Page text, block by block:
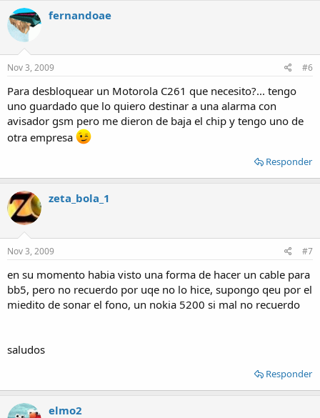
fernandoae
Nov 3, 2009 #6
Para desbloquear un Motorola C261 que necesito?... tengo
uno guardado que lo quiero destinar a una alarma con
avisador gsm pero me dieron de baja el chip y tengo uno de
otra empresa
Responder
zeta_bola_1
Nov 3, 2009 #7
en su momento habia visto una forma de hacer un cable para
bb5, pero no recuerdo por uqe no lo hice, supongo qeu por el
miedito de sonar el fono, un nokia 5200 si mal no recuerdo
saludos
Responder
elmo2